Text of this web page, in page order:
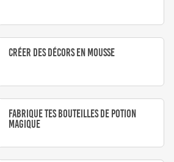
Créer des décors en mousse
Fabrique tes bouteilles de potion
magique